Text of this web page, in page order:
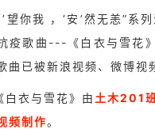
’望你我 ，‘安’然无恙”
疫歌曲---《白衣与雪花
曲已被新浪视频、微博视
白衣与雪花》由 土木201
频制作。